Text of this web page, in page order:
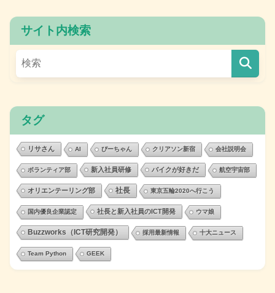
サイト内検索
タグ
リサさん AI ぴーちゃん クリアソン新宿 会社説明会
ボランティア部 新入社員研修 バイクが好きだ 航空宇宙部
オリエンテーリング部 社長 東京五輪2020へ行こう
国内優良企業認定 社長と新入社員のICT開発 ウマ娘
Buzzworks（ICT研究開発） 採用最新情報 十大ニュース
Team Python GEEK